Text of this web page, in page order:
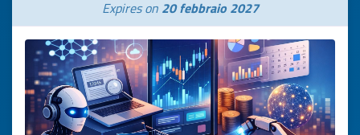
Expires on 20 febbraio 2027